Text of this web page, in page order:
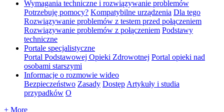
Wymagania techniczne i rozwiązywanie problemów
Potrzebuję pomocy? Kompatybilne urządzenia Dla tego
Rozwiązywanie problemów z testem przed połączeniem
Rozwiązywanie problemów z połączeniem Podstawy
techniczne
Portale specjalistyczne
Portal Podstawowej Opieki Zdrowotnej Portal opieki nad
osobami starszymi
Informacje o rozmowie wideo
Bezpieczeństwo Zasady Dostęp Artykuły i studia
przypadków O
+ More